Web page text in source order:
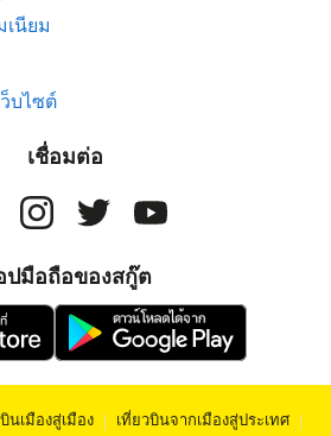
นียม
บไซต์
เชื่อมต่อ
ปมือถือของสกู๊ต
นเมืองสู่เมือง | เที่ยวบินจากเมืองสู่ประเทศ |